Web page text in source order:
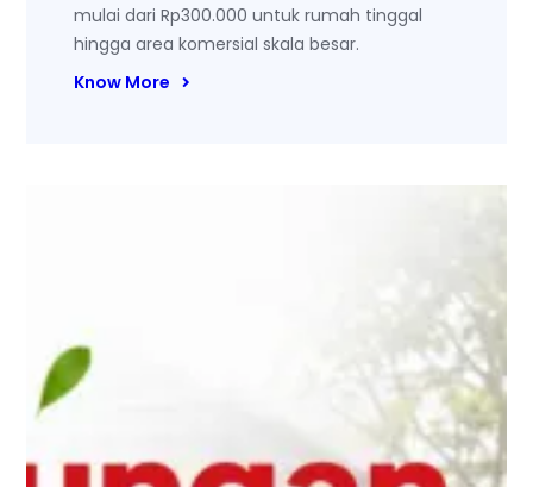
mulai dari Rp300.000 untuk rumah tinggal
hingga area komersial skala besar.
Know More